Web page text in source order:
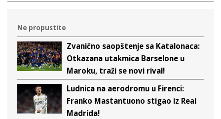
Ne propustite
Zvanično saopštenje sa Katalonaca:
Otkazana utakmica Barselone u
Maroku, traži se novi rival!
Ludnica na aerodromu u Firenci:
Franko Mastantuono stigao iz Real
Madrida!